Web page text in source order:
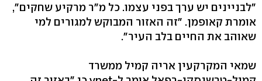
"לבניינים יש ערך בפני עצמו. כל מ"ר מרקיע שחקים",
אומרת קאופמן. "זה האזור המבוקש למגורים למי
שאוהב את החיים בלב העיר".
שמאי המקרקעין אריה קמיל ממשרד